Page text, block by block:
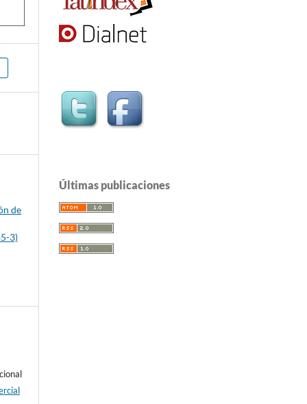
de
3)
Últimas publicaciones